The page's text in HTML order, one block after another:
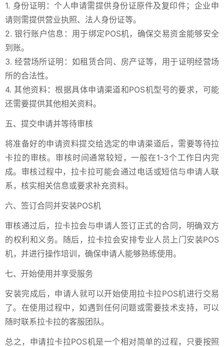
1. 身份证明：个人申请需提供身份证原件及复印件；企业申
请则需提供营业执照、法人身份证等。
2. 银行账户信息：用于绑定POS机，确保交易资金能够安全
到账。
3. 经营场所证明：如租赁合同、房产证等，用于证明经营场
所的合法性。
4. 其他资料：根据具体申请渠道和POS机型号的要求，可能
还需要提供其他相关资料。
五、提交申请并等待审核
将准备好的申请资料提交给选定的申请渠道后，需要等待拉
卡拉的审核。审核时间通常较短，一般在1-3个工作日内完
成。审核过程中，拉卡拉可能会通过电话或短信与申请人联
系，核实相关信息或要求补充资料。
六、签订合同并安装POS机
审核通过后，拉卡拉会与申请人签订正式的合同，明确双方
的权利和义务。随后，拉卡拉会安排专业人员上门安装POS
机，并进行操作培训，确保申请人能够熟练使用。
七、开始使用并享受服务
安装完成后，申请人就可以开始使用拉卡拉POS机进行交易
了。在使用过程中，如遇到任何问题或需要技术支持，可以
随时联系拉卡拉的客服团队。
总之，申请拉卡拉POS机是一个相对简单的过程，只要按照